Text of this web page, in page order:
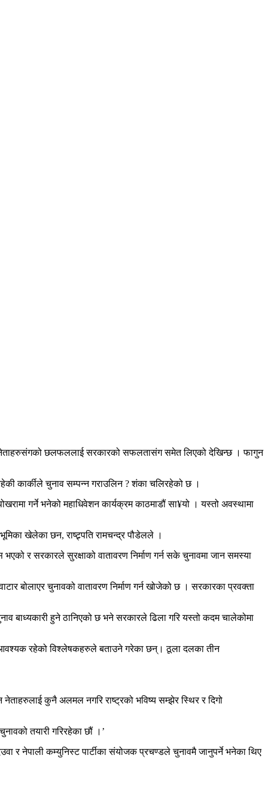
नेताहरुसंगको छलफललाई सरकारको सफलतासंग समेत लिएको देखिन्छ । फागुन
कार्कीले चुनाव सम्पन्न गराउलिन ? शंका चलिरहेको छ ।
गर्ने भनेको महाधिवेशन कार्यक्रम काठमाडौं सा¥यो । यस्तो अवस्थामा
खेलेका छन, राष्ट्र्पति रामचन्द्र पौडेलले ।
र सरकारले सुरक्षाको वातावरण निर्माण गर्न सके चुनावमा जान समस्या
बोलाएर चुनावको वातावरण निर्माण गर्न खोजेको छ । सरकारका प्रवक्ता
बाध्यकारी हुने ठानिएको छ भने सरकारले ढिला गरि यस्तो कदम चालेकोमा
आवश्यक रहेको विश्लेषकहरुले बताउने गरेका छन्। ठूला दलका तीन
नेताहरुलाई कुनै अलमल नगरि राष्ट्रको भविष्य सम्झेर स्थिर र दिगो
तयारी गरिरहेका छौं ।’
र नेपाली कम्युनिस्ट पार्टीका संयोजक प्रचण्डले चुनावमै जानुपर्ने भनेका थिए